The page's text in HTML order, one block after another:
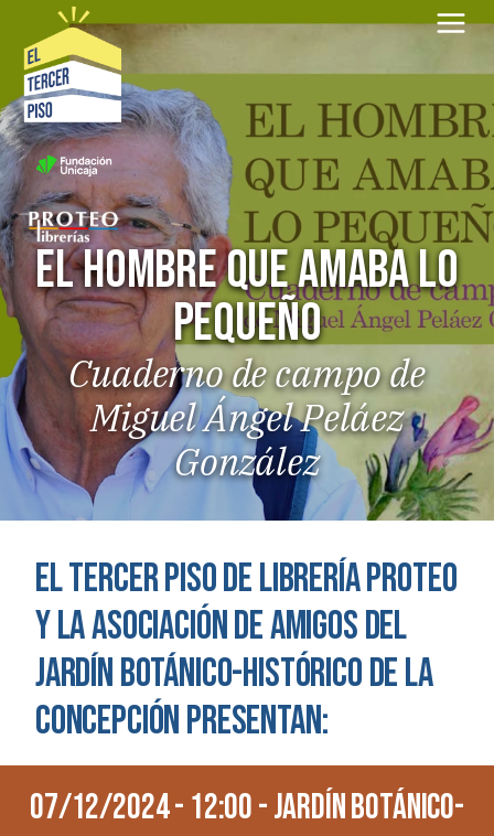
contenido
El hombre que amaba lo
pequeño
Cuaderno de campo de
Miguel Ángel Peláez
González
EL TERCER PISO DE LIBRERÍA PROTEO
Y LA ASOCIACIÓN DE AMIGOS DEL
JARDÍN BOTÁNICO-HISTÓRICO DE LA
CONCEPCIÓN PRESENTAN:
07/12/2024 - 12:00 - Jardín Botánico-